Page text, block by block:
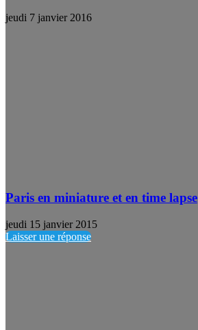
jeudi 7 janvier 2016
Paris en miniature et en time lapse
jeudi 15 janvier 2015
Laisser une réponse